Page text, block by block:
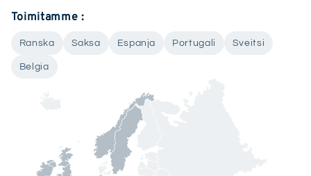
Toimitamme :
Ranska Saksa Espanja Portugali Sveitsi
Belgia